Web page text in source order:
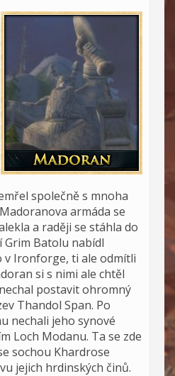
společně s mnoha
armáda se
a raději se stáhla do
Batolu nabídl
v Ironforge, ti ale odmítli
si s nimi ale chtěl
postavit ohromný
Thandol Span. Po
nechali jeho synové
Loch Modanu. Ta se zde
sochou Khardrose
jejich hrdinských činů.